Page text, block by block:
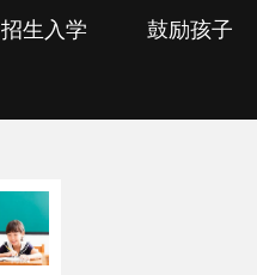
招生入学 鼓励孩子